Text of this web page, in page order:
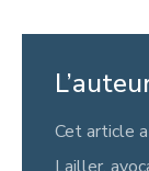
Cet article